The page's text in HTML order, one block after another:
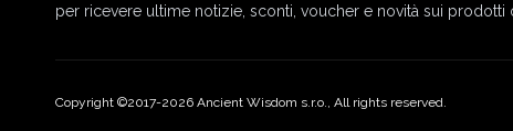
per ricevere ultime notizie, sconti, voucher e novità sui prodotti
Copyright ©2017-2026 Ancient Wisdom s.r.o., All rights reserved.